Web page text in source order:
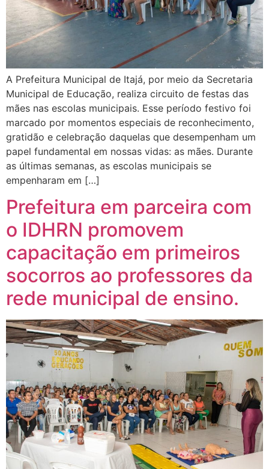
A Prefeitura Municipal de Itajá, por meio da Secretaria
Municipal de Educação, realiza circuito de festas das
mães nas escolas municipais. Esse período festivo foi
marcado por momentos especiais de reconhecimento,
gratidão e celebração daquelas que desempenham um
papel fundamental em nossas vidas: as mães. Durante
as últimas semanas, as escolas municipais se
empenharam em […]
Prefeitura em parceira com
o IDHRN promovem
capacitação em primeiros
socorros ao professores da
rede municipal de ensino.